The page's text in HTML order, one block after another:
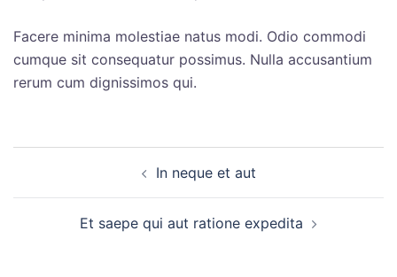
Facere minima molestiae natus modi. Odio commodi
cumque sit consequatur possimus. Nulla accusantium
rerum cum dignissimos qui.
ナ
In neque et aut
Et saepe qui aut ratione expedita